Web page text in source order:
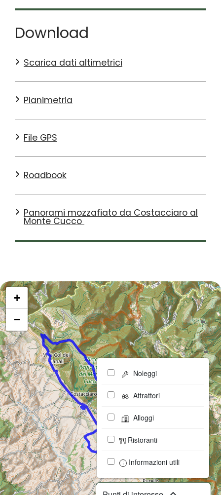
Download
Scarica dati altimetrici
Planimetria
File GPS
Roadbook
Panorami mozzafiato da Costacciaro al
Monte Cucco
+
−
Noleggi
Attrattori
Alloggi
Ristoranti
Informazioni utili